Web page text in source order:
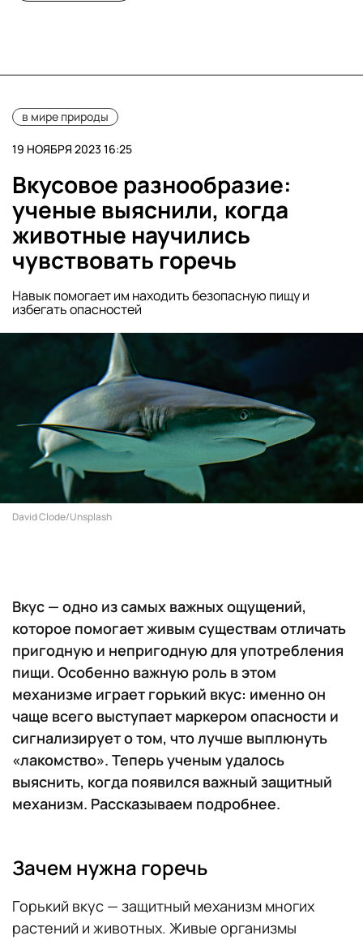
в мире природы
19 НОЯБРЯ 2023 16:25
Вкусовое разнообразие:
ученые выяснили, когда
животные научились
чувствовать горечь
Навык помогает им находить безопасную пищу и
избегать опасностей
David Clode/Unsplash
Вкус — одно из самых важных ощущений,
которое помогает живым существам отличать
пригодную и непригодную для употребления
пищи. Особенно важную роль в этом
механизме играет горький вкус: именно он
чаще всего выступает маркером опасности и
сигнализирует о том, что лучше выплюнуть
«лакомство». Теперь ученым удалось
выяснить, когда появился важный защитный
механизм. Рассказываем подробнее.
Зачем нужна горечь
Горький вкус — защитный механизм многих
растений и животных. Живые организмы